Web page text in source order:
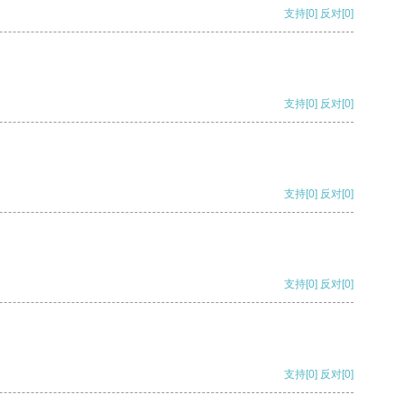
支持[0] 反对[0]
支持[0] 反对[0]
支持[0] 反对[0]
支持[0] 反对[0]
支持[0] 反对[0]